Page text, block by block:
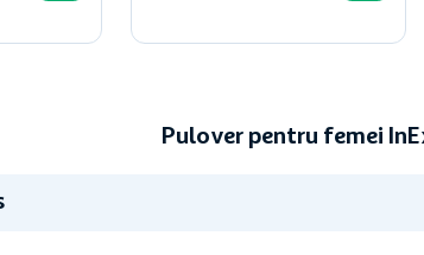
Pulover pentru femei